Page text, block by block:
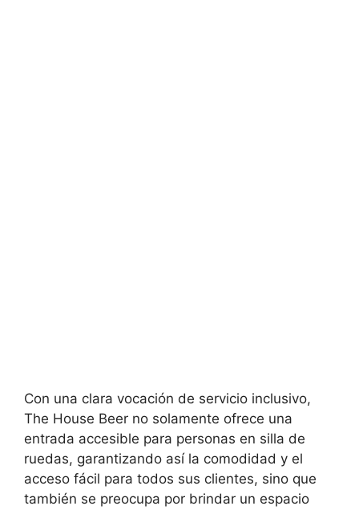
Con una clara vocación de servicio inclusivo,
The House Beer no solamente ofrece una
entrada accesible para personas en silla de
ruedas, garantizando así la comodidad y el
acceso fácil para todos sus clientes, sino que
también se preocupa por brindar un espacio